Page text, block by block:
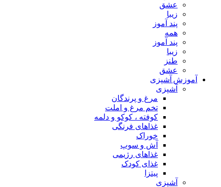
عشق
زیبا
پند آموز
همه
پند آموز
زیبا
طنز
عشق
آموزش آشپزی
آشپزی
مرغ و پرندگان
تخم مرغ و املت
کوفته ، کوکو و دلمه
غذاهای فرنگی
خوراک
آش و سوپ
غذاهای رژیمی
غذای کودک
پیتزا
آشپزی